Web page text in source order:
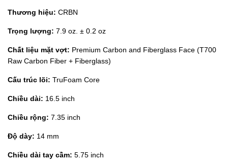
Thương hiệu: CRBN
Trọng lượng: 7.9 oz. ± 0.2 oz
Chất liệu mặt vợt: Premium Carbon and Fiberglass Face (T700
Raw Carbon Fiber + Fiberglass)
Cấu trúc lõi: TruFoam Core
Chiều dài: 16.5 inch
Chiều rộng: 7.35 inch
Độ dày: 14 mm
Chiều dài tay cầm: 5.75 inch